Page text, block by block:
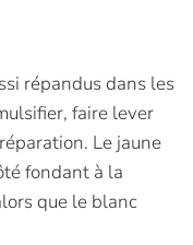
répandus dans les
faire lever
Le jaune
fondant à la
que le blanc